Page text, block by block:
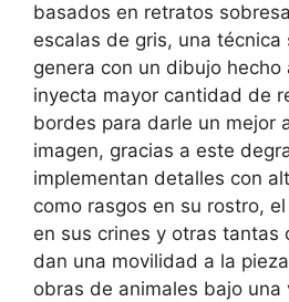
basados en retratos
escalas de gris, una técnica
genera con un dibujo hecho
inyecta mayor cantidad de
bordes para darle un mejor
imagen, gracias a este
implementan detalles con
como rasgos en su rostro,
en sus crines y otras tantas
dan una movilidad a la
obras de animales bajo